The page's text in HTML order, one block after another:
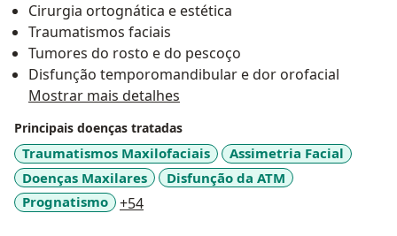
Cirurgia ortognática e estética
Traumatismos faciais
Tumores do rosto e do pescoço
Disfunção temporomandibular e dor orofacial
Mostrar mais detalhes
Principais doenças tratadas
Traumatismos Maxilofaciais
Assimetria Facial
Doenças Maxilares
Disfunção da ATM
Prognatismo
+54a11y_sr_more_diseases